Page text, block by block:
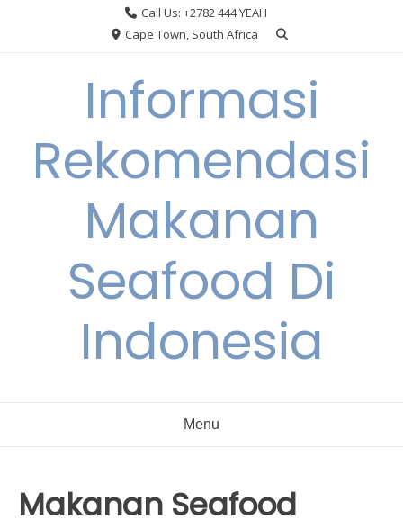
Call Us: +2782 444 YEAH
Cape Town, South Africa
Informasi
Rekomendasi
Makanan
Seafood Di
Indonesia
Menu
Makanan Seafood